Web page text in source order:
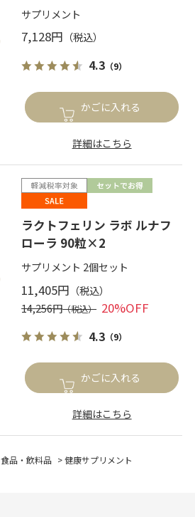
サプリメント
7,128円
4.3 （9）
かごに入れる
詳細はこちら
ラクトフェリン ラボ ルナフ
ローラ 90粒×2
サプリメント 2個セット
11,405円
14,256円
20%OFF
4.3 （9）
かごに入れる
詳細はこちら
食品・飲料品 >健康サプリメント